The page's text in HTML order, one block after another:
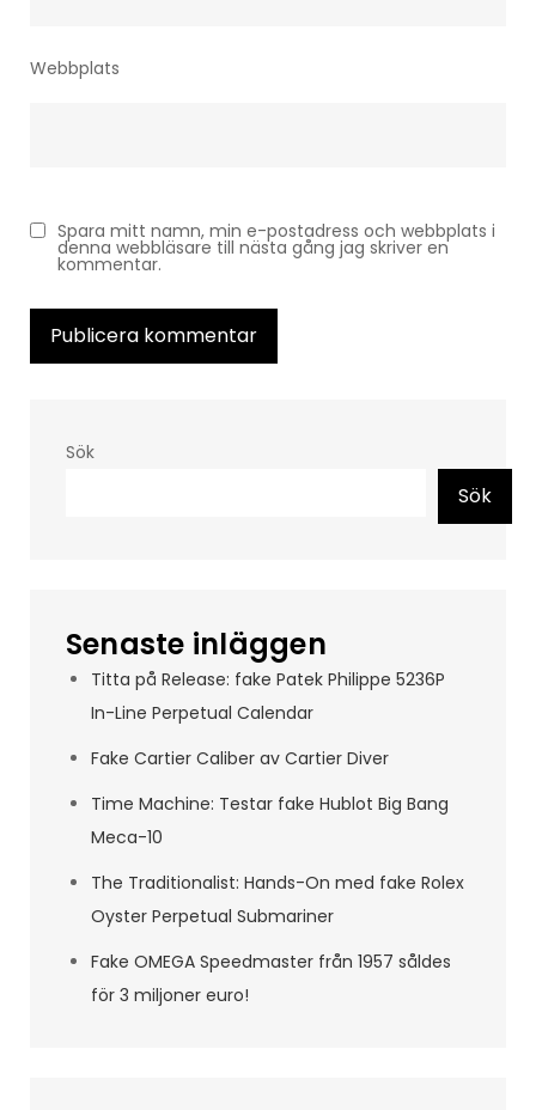
Webbplats
Spara mitt namn, min e-postadress och webbplats i
denna webbläsare till nästa gång jag skriver en
kommentar.
Sök
Sök
Senaste inläggen
Titta på Release: fake Patek Philippe 5236P
In-Line Perpetual Calendar
Fake Cartier Caliber av Cartier Diver
Time Machine: Testar fake Hublot Big Bang
Meca-10
The Traditionalist: Hands-On med fake Rolex
Oyster Perpetual Submariner
Fake OMEGA Speedmaster från 1957 såldes
för 3 miljoner euro!